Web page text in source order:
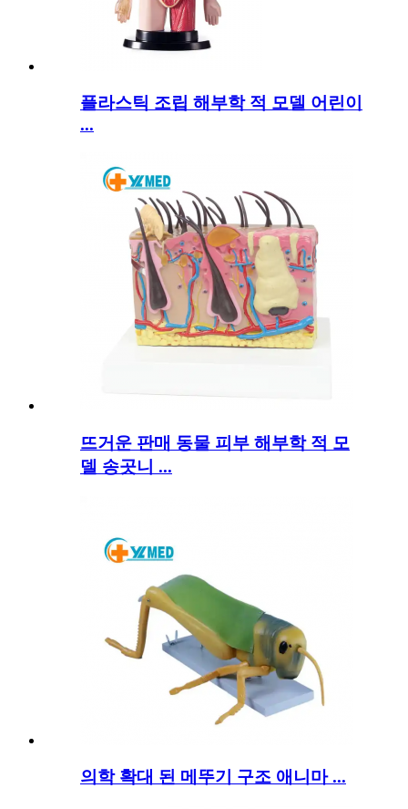
플라스틱 조립 해부학 적 모델 어린이
...
뜨거운 판매 동물 피부 해부학 적 모
델 송곳니 ...
의학 확대 된 메뚜기 구조 애니마 ...